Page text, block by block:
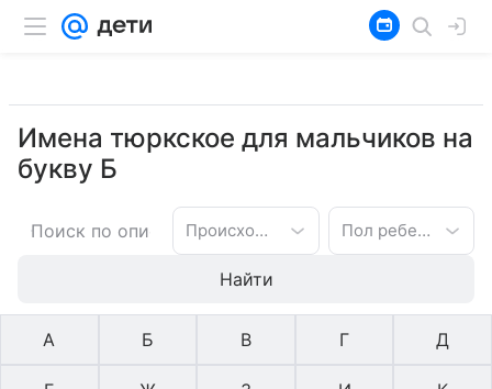
Имена тюркское для мальчиков на
букву Б
Происхождение имени Пол ребенка
Найти
А Б В Г Д